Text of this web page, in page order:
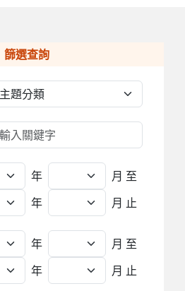
篩選查詢
年 月 至
年
月 止
年 月 至
年
月 止